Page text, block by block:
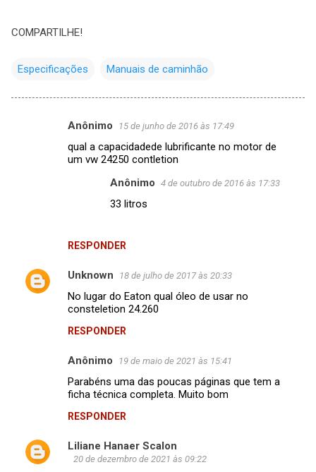
COMPARTILHE!
Especificações Manuais de caminhão
r
i
Anônimo 15 de junho de 2016 às 17:49
qual a capacidadede lubrificante no motor de
um vw 24250 contletion
RESPONDER
Anônimo 4 de outubro de 2016 às 17:33
33 litros
Unknown 18 de julho de 2017 às 20:33
No lugar do Eaton qual óleo de usar no
consteletion 24.260
RESPONDER
Anônimo 19 de maio de 2021 às 15:41
Parabéns uma das poucas páginas que tem a
ficha técnica completa. Muito bom
RESPONDER
Liliane Hanaer Scalon
20 de dezembro de 2021 às 09:22